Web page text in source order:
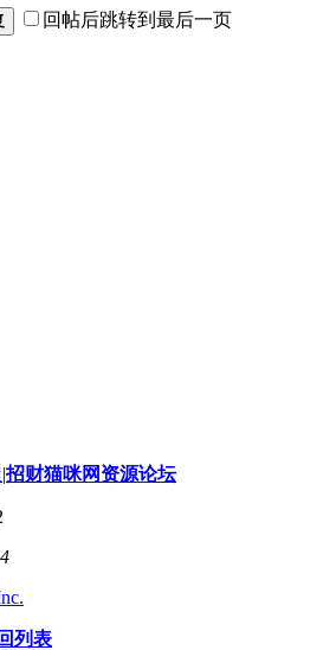
回帖后跳转到最后一页
|招财猫咪网资源论坛
列表